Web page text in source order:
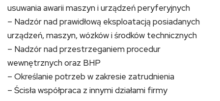
usuwania awarii maszyn i urządzeń peryferyjnych
– Nadzór nad prawidłową eksploatacją posiadanych
urządzeń, maszyn, wózków i środków technicznych
– Nadzór nad przestrzeganiem procedur
wewnętrznych oraz BHP
– Określanie potrzeb w zakresie zatrudnienia
– Ścisła współpraca z innymi działami firmy